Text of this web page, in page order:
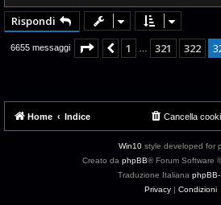
Rispondi
6655 messaggi Pagina 323 di444
Precedente
1 321 322
Home Indice Cancella
Win10style developed for
Creato da phpBB® Forum Software
Traduzione Italiana
Privacy | Condizioni